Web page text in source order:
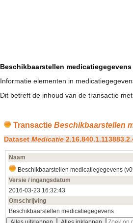
Beschikbaarstellen medicatiegegevens
Informatie elementen in
Dit betreft de inhoud van de transactie